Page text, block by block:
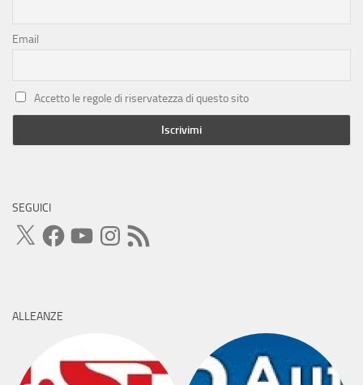
Email
Accetto le regole di riservatezza di questo sito
SEGUICI
X FacebookYouTubeInstagram
Feed
RSS
ALLEANZE